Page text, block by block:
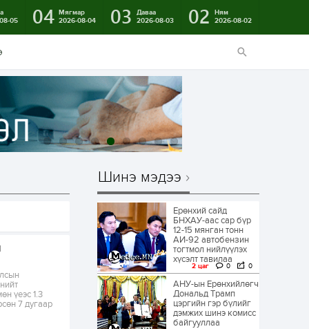
05
04 Мягмар
2026-08-04
03
Даваа
2026-08-03
02
Ням
2026-08-02
үеэс 1.3
7 дугаар
Шинэ мэдээ
Ерөнхий сайд
БНХАУ-аас сар бүр
12-15 мянган тонн
АИ-92 автобензин
тогтмол нийлүүлэх
хүсэлт тавилаа
2 цаг 0 0
АНУ-ын Ерөнхийлөгч
Дональд Трамп
цэргийн гэр бүлийг
дэмжих шинэ комисс
байгууллаа